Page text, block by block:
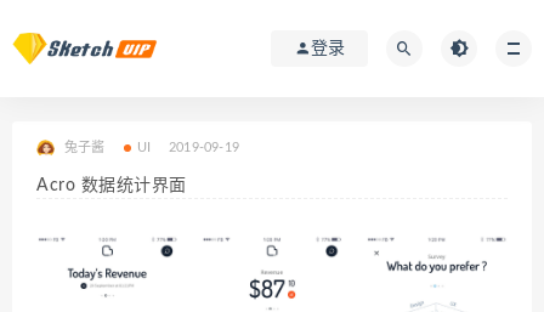
登录
兔子酱 UI 2019-09-19
Acro 数据统计界面